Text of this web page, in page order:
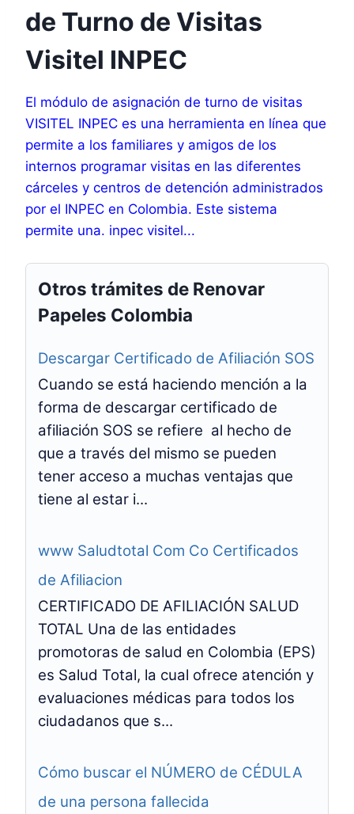
de Turno de Visitas
Visitel INPEC
El módulo de asignación de turno de visitas
VISITEL INPEC es una herramienta en línea que
permite a los familiares y amigos de los
internos programar visitas en las diferentes
cárceles y centros de detención administrados
por el INPEC en Colombia. Este sistema
permite una. inpec visitel...
Otros trámites de Renovar
Papeles Colombia
Descargar Certificado de Afiliación SOS
Cuando se está haciendo mención a la
forma de descargar certificado de
afiliación SOS se refiere al hecho de
que a través del mismo se pueden
tener acceso a muchas ventajas que
tiene al estar i...
www Saludtotal Com Co Certificados
de Afiliacion
CERTIFICADO DE AFILIACIÓN SALUD
TOTAL Una de las entidades
promotoras de salud en Colombia (EPS)
es Salud Total, la cual ofrece atención y
evaluaciones médicas para todos los
ciudadanos que s...
Cómo buscar el NÚMERO de CÉDULA
de una persona fallecida